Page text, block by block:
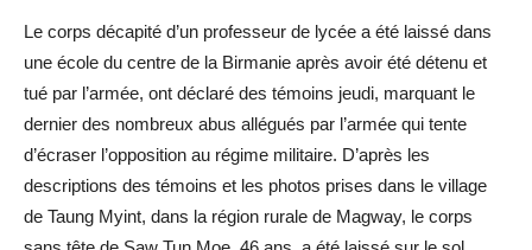
Le corps décapité d’un professeur de lycée a été laissé dans
une école du centre de la Birmanie après avoir été détenu et
tué par l’armée, ont déclaré des témoins jeudi, marquant le
dernier des nombreux abus allégués par l’armée qui tente
d’écraser l’opposition au régime militaire. D’après les
descriptions des témoins et les photos prises dans le village
de Taung Myint, dans la région rurale de Magway, le corps